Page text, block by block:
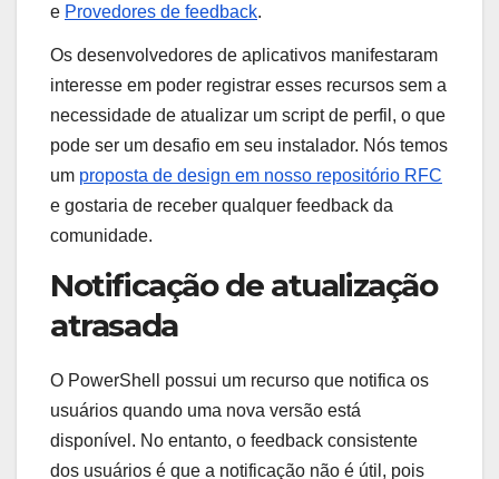
e Provedores de feedback.
Os desenvolvedores de aplicativos manifestaram
interesse em poder registrar esses recursos sem a
necessidade de atualizar um script de perfil, o que
pode ser um desafio em seu instalador. Nós temos
um proposta de design em nosso repositório RFC
e gostaria de receber qualquer feedback da
comunidade.
Notificação de atualização
atrasada
O PowerShell possui um recurso que notifica os
usuários quando uma nova versão está
disponível. No entanto, o feedback consistente
dos usuários é que a notificação não é útil, pois